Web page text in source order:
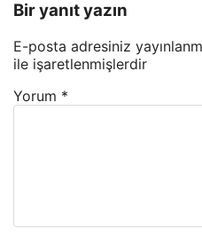
Bir yanıt yazın
E-posta adresiniz
ile işaretlenmişlerdir
Yorum *